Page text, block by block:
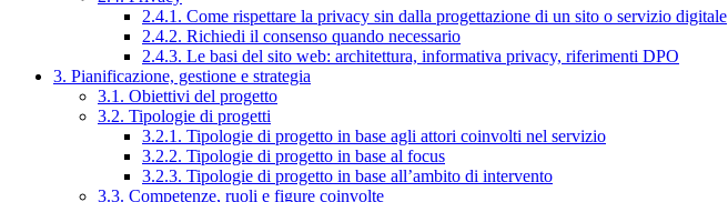
2.4.1. Come rispettare la privacy sin dalla progettazione di un sito o servizio digitale
2.4.2. Richiedi il consenso quando necessario
2.4.3. Le basi del sito web: architettura, informativa privacy, riferimenti DPO
3. Pianificazione, gestione e strategia
3.1. Obiettivi del progetto
3.2. Tipologie di progetti
3.2.1. Tipologie di progetto in base agli attori coinvolti nel servizio
3.2.2. Tipologie di progetto in base al focus
3.2.3. Tipologie di progetto in base all’ambito di intervento
3.3. Competenze, ruoli e figure coinvolte